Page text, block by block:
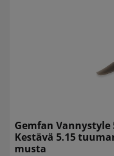
Gemfan
Kestävä 5.15
musta